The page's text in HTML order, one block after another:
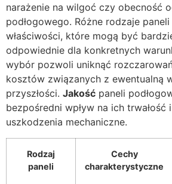
narażenie na wilgoć czy obecność
podłogowego. Różne rodzaje
właściwości, które mogą być
odpowiednie dla konkretnych
wybór pozwoli uniknąć
kosztów związanych z ewentualną
przyszłości. Jakość paneli
bezpośredni wpływ na ich trwałość
uszkodzenia mechaniczne.
Rodzaj
paneli
Cechy
charakterystyczne